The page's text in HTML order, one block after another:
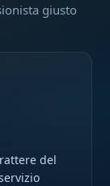
giusto
del